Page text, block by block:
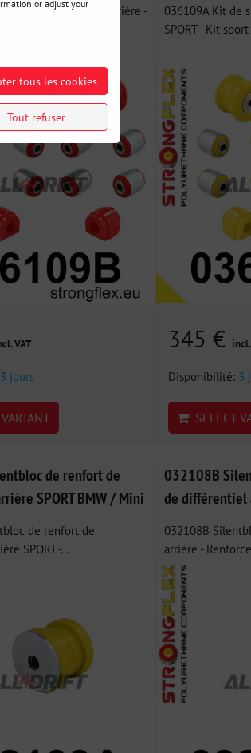
silentblocs d'essieu arrière -
VAT
3 jours
036109A Kit de
SPORT - Kit
345 €
Disponibilité: 3
SELECT
de renfort de
SPORT BMW / Mini
de renfort de
SPORT -...
032108B
de différentiel
032108B
arrière -
or adjust your
tous les cookies
Tout refuser